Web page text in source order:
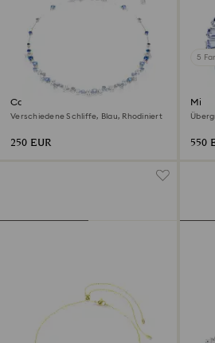
Constella Halskette
Verschiedene Schliffe, Blau, Rhodiniert
250 EUR
5
550